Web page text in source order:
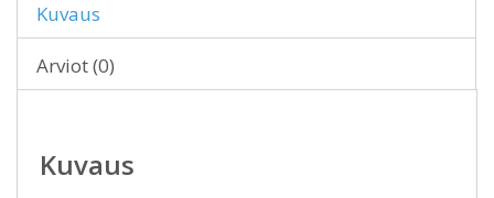
Kuvaus
Arviot (0)
Kuvaus